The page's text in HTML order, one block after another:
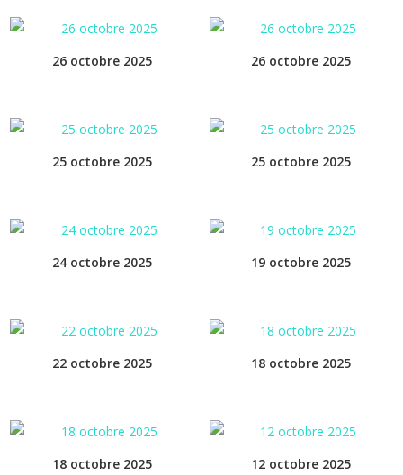
26 octobre 2025 26 octobre 2025
25 octobre 2025 25 octobre 2025
24 octobre 2025 19 octobre 2025
22 octobre 2025 18 octobre 2025
18 octobre 2025 12 octobre 2025